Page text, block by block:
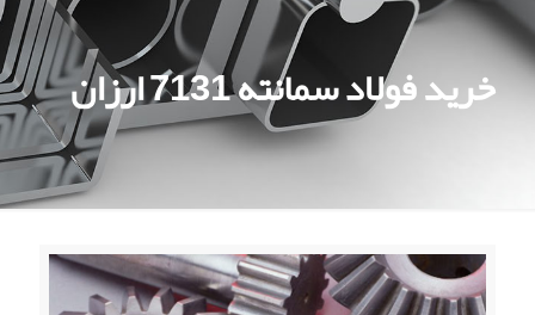
خرید فولاد سمانته 7131 ارزان